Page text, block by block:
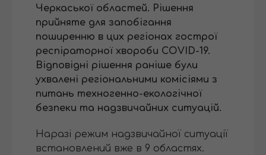
Черкаської областей. Рішення
прийняте для запобігання
поширенню в цих регіонах гострої
респіраторної хвороби COVID-19.
Відповідні рішення раніше були
ухвалені регіональними комісіями з
питань техногенно-екологічної
безпеки та надзвичайних ситуацій.
Наразі режим надзвичайної ситуації
встановлений вже в 9 областях.